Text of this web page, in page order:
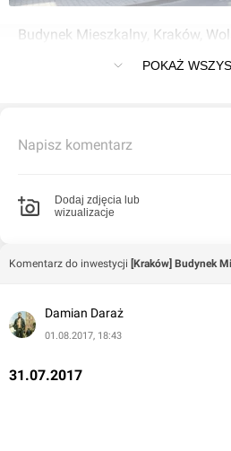
Budynek Mieszkalny, Kraków,
POKAŻ
Napisz komentarz
Dodaj zdjęcia lub
wizualizacje
Komentarz do inwestycji [Kraków] Budynek
Damian Daraż
01.08.2017, 18:43
31.07.2017